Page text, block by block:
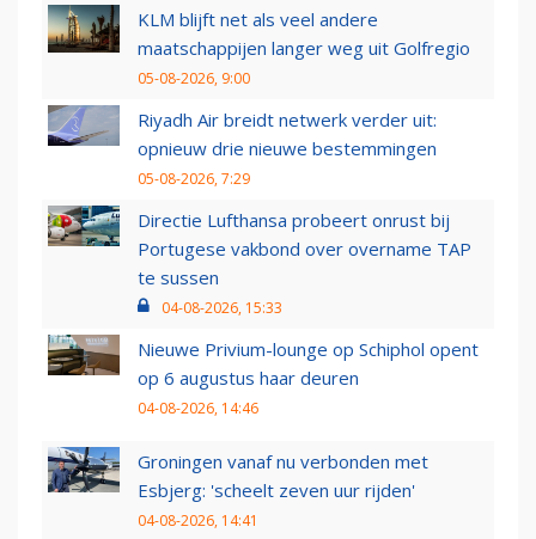
KLM blijft net als veel andere
maatschappijen langer weg uit Golfregio
05-08-2026, 9:00
Riyadh Air breidt netwerk verder uit:
opnieuw drie nieuwe bestemmingen
05-08-2026, 7:29
Directie Lufthansa probeert onrust bij
Portugese vakbond over overname TAP
te sussen
04-08-2026, 15:33
Nieuwe Privium-lounge op Schiphol opent
op 6 augustus haar deuren
04-08-2026, 14:46
Groningen vanaf nu verbonden met
Esbjerg: 'scheelt zeven uur rijden'
04-08-2026, 14:41